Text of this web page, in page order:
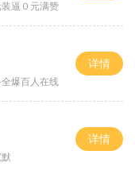
逼０元满赞
爆百人在线
详情
详情